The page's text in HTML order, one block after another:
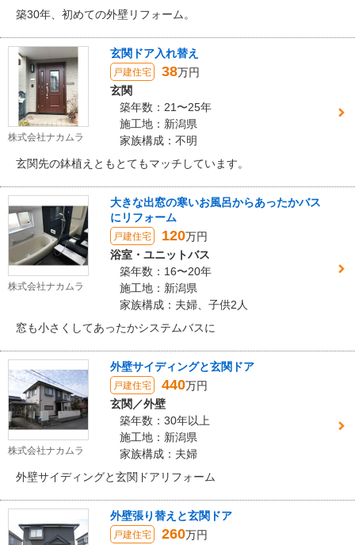
築30年、初めての外壁リフォーム。
株式会社ナカムラ
玄関ドア入れ替え
戸建住宅 38万円
玄関
築年数：21〜25年
施工地：新潟県
家族構成：不明
玄関先の鉢植えともとてもマッチしています。
株式会社ナカムラ
大きな出窓の寒いお風呂からあったかバス
にリフォーム
戸建住宅 120万円
浴室・ユニットバス
築年数：16〜20年
施工地：新潟県
家族構成：夫婦、子供2人
窓も小さくしてあったかシステムバスに
株式会社ナカムラ
外壁サイディングと玄関ドア
戸建住宅 440万円
玄関／外壁
築年数：30年以上
施工地：新潟県
家族構成：夫婦
外壁サイディングと玄関ドアリフォーム
外壁張り替えと玄関ドア
戸建住宅 260万円